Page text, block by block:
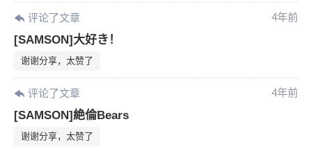
评论了文章 4年前
[SAMSON]大好き！
谢谢分享，太赞了
评论了文章 4年前
[SAMSON]絶倫Bears
谢谢分享，太赞了